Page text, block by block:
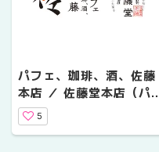
パフェ、珈琲、酒、佐藤
本店 ／ 佐藤堂本店（パ
フェ/札幌市中央区）
5